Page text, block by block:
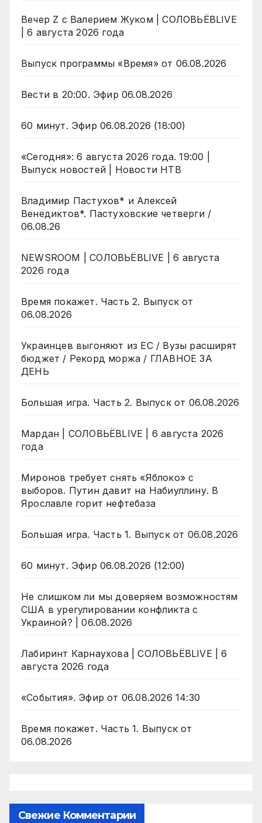
Вечер Z с Валерием Жуком | СОЛОВЬЁВLIVE
| 6 августа 2026 года
Выпуск программы «Время» от 06.08.2026
Вести в 20:00. Эфир 06.08.2026
60 минут. Эфир 06.08.2026 (18:00)
«Сегодня»: 6 августа 2026 года. 19:00 |
Выпуск новостей | Новости НТВ
Владимир Пастухов* и Алексей
Венедиктов*. Пастуховские четверги /
06.08.26
NEWSROOM | СОЛОВЬЁВLIVE | 6 августа
2026 года
Время покажет. Часть 2. Выпуск от
06.08.2026
Украинцев выгоняют из ЕС / Вузы расширят
бюджет / Рекорд моржа / ГЛАВНОЕ ЗА
ДЕНЬ
Большая игра. Часть 2. Выпуск от 06.08.2026
Мардан | СОЛОВЬЁВLIVE | 6 августа 2026
года
Миронов требует снять «Яблоко» с
выборов. Путин давит на Набиуллину. В
Ярославле горит нефтебаза
Большая игра. Часть 1. Выпуск от 06.08.2026
60 минут. Эфир 06.08.2026 (12:00)
Не слишком ли мы доверяем возможностям
США в урегулировании конфликта с
Украиной? | 06.08.2026
Лабиринт Карнаухова | СОЛОВЬЁВLIVE | 6
августа 2026 года
«События». Эфир от 06.08.2026 14:30
Время покажет. Часть 1. Выпуск от
06.08.2026
Свежие Комментарии